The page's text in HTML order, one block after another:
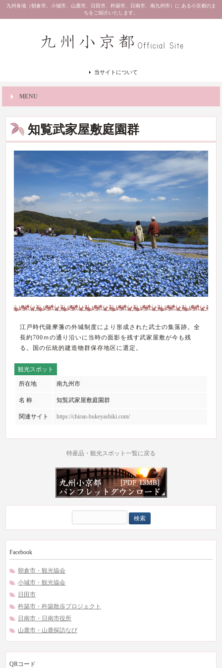
九州各地（朝倉市、小城市、山鹿市、日田市、杵築市、日南市、南九州市）に ある小京都のま
ちをご紹介いたします。
当サイトについて
MENU
知覧武家屋敷庭園群
江戸時代薩摩藩の外城制度により形成された武士の集落跡。全
長約700ｍの通り沿いに当時の面影を残す武家屋敷が今も残
る。国の伝統的建造物群保存地区に選定。
観光スポット
所在地 南九州市
名 称 知覧武家屋敷庭園群
関連サイト https://chiran-bukeyashiki.com/
特産品・観光スポット一覧に戻る
索:
Facebook
朝倉市・観光協会
小城市・観光協会
日田市
杵築市・杵築散歩プロジェクト
日南市・日南市役所
山鹿市・山鹿探訪なび
QRコード